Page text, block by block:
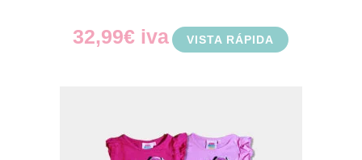
32,99€ iva VISTA RÁPIDA